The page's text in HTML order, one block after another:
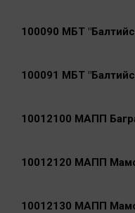
100090 МБТ
100091 МБТ
10012100 МАПП
10012120 МАПП
10012130 МАПП